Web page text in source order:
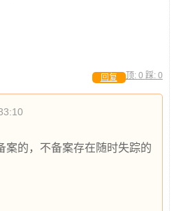
顶: 0 踩: 0
回复
案的，不备案存在随时失踪的